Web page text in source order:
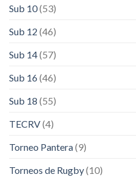
Sub 10(53)
Sub 12 (46)
Sub 14(57)
Sub 16(46)
Sub 18 (55)
TECRV(4)
Torneo Pantera(9)
Torneos de Rugby(10)